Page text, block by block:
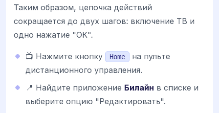
Таким образом, цепочка действий
сокращается до двух шагов: включение ТВ и
одно нажатие "ОК".
📺 Нажмите кнопку Home
на пульте
дистанционного управления.
📍 Найдите приложение Билайн в списке и
выберите опцию "Редактировать".